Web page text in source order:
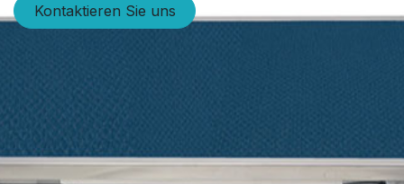
Kontaktieren Sie uns